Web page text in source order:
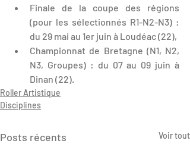
Finale de la coupe des régions
(pour les sélectionnés R1-N2-N3) :
du 29 mai au 1er juin à Loudéac (22),
Championnat de Bretagne (N1, N2,
N3, Groupes) : du 07 au 09 juin à
Dinan (22).
Roller Artistique
Disciplines
Posts récents Voir tout